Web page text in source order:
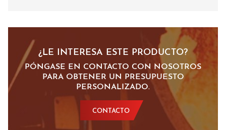
¿LE INTERESA ESTE PRODUCTO?
PÓNGASE EN CONTACTO CON NOSOTROS
PARA OBTENER UN PRESUPUESTO
PERSONALIZADO.
CONTACTO